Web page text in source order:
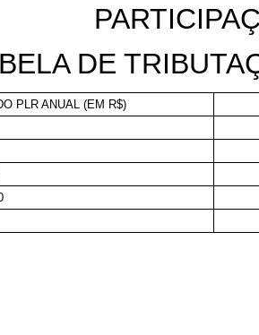
DE
PLR ANUAL (EM R$)